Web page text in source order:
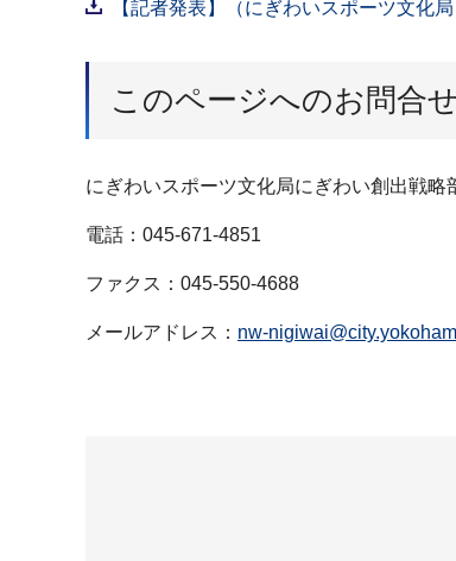
【記者発表】（にぎわいスポーツ文化
このページへのお問合せ
にぎわいスポーツ文化局にぎわい創出戦略
電話：045-671-4851
ファクス：045-550-4688
メールアドレス： nw-